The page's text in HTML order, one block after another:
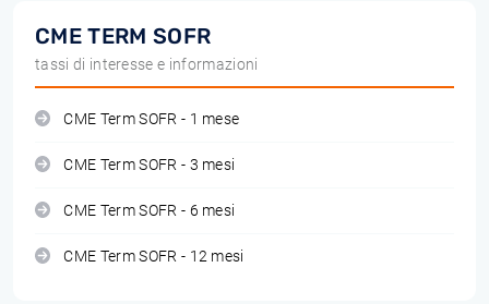
CME TERM SOFR
tassi di interesse e informazioni
CME Term SOFR - 1 mese
CME Term SOFR - 3 mesi
CME Term SOFR - 6 mesi
CME Term SOFR - 12 mesi